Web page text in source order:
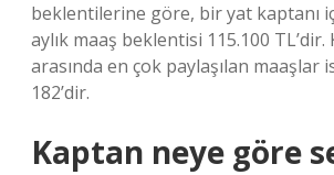
beklentilerine göre, bir yat kaptanı
aylık maaş beklentisi 115.100 TL’dir.
arasında en çok paylaşılan maaşlar
182’dir.
Kaptan neye göre